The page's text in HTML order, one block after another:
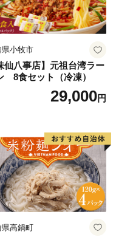
ー
祝土日を除く）
県小牧市
仙八事店】元祖台湾ラー
8食セット（冷凍）
29,000円
県高鍋町